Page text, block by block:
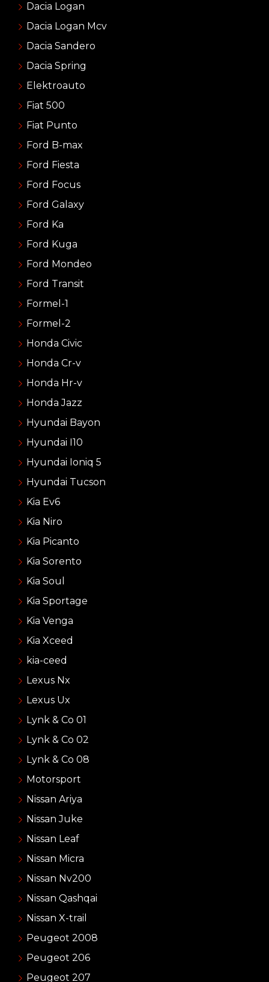
Dacia Logan
Dacia Logan Mcv
Dacia Sandero
Dacia Spring
Elektroauto
Fiat 500
Fiat Punto
Ford B-max
Ford Fiesta
Ford Focus
Ford Galaxy
Ford Ka
Ford Kuga
Ford Mondeo
Ford Transit
Formel-1
Formel-2
Honda Civic
Honda Cr-v
Honda Hr-v
Honda Jazz
Hyundai Bayon
Hyundai I10
Hyundai Ioniq 5
Hyundai Tucson
Kia Ev6
Kia Niro
Kia Picanto
Kia Sorento
Kia Soul
Kia Sportage
Kia Venga
Kia Xceed
kia-ceed
Lexus Nx
Lexus Ux
Lynk & Co 01
Lynk & Co 02
Lynk & Co 08
Motorsport
Nissan Ariya
Nissan Juke
Nissan Leaf
Nissan Micra
Nissan Nv200
Nissan Qashqai
Nissan X-trail
Peugeot 2008
Peugeot 206
Peugeot 207